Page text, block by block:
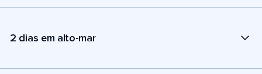
2 dias em alto-mar